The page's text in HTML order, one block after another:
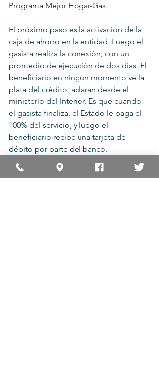
Programa Mejor Hogar-Gas.
El próximo paso es la activación de la
caja de ahorro en la entidad. Luego el
gasista realiza la conexión, con un
promedio de ejecución de dos días. El
beneficiario en ningún momento ve la
plata del crédito, aclaran desde el
ministerio del Interior. Es que cuando
el gasista finaliza, el Estado le paga el
100% del servicio, y luego el
beneficiario recibe una tarjeta de
débito por parte del banco.
Antes de comenzar a pagar el crédito,
habrá una inspección final por parte de